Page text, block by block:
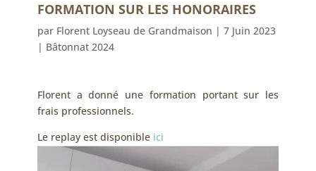
FORMATION SUR LES HONORAIRES
par Florent Loyseau de Grandmaison | 7 Juin 2023
| Bâtonnat 2024
Florent a donné une formation portant sur les
frais professionnels.
Le replay est disponible ici